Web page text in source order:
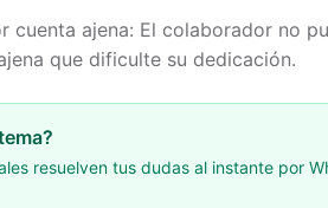
cuenta ajena: El colaborador no
que dificulte su dedicación.
resuelven tus dudas al instante por